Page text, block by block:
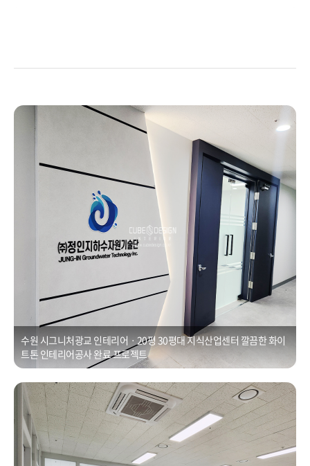
수원 시그니처광교 인테리어ㆍ20평 30평대 지식산업센터 깔끔한 화이트
톤 인테리어공사
CUBEDESIGN
수원 시그니처광교 인테리어ㆍ20평 30평대 지식산업센터 깔끔한 화이
트톤 인테리어공사 완료 프로젝트
유리칸막이공사ㆍ수원 광교 시그니처1차 발코니확장 [130평]
Posted on 2021년 1월 1일byCUBEDESIGN